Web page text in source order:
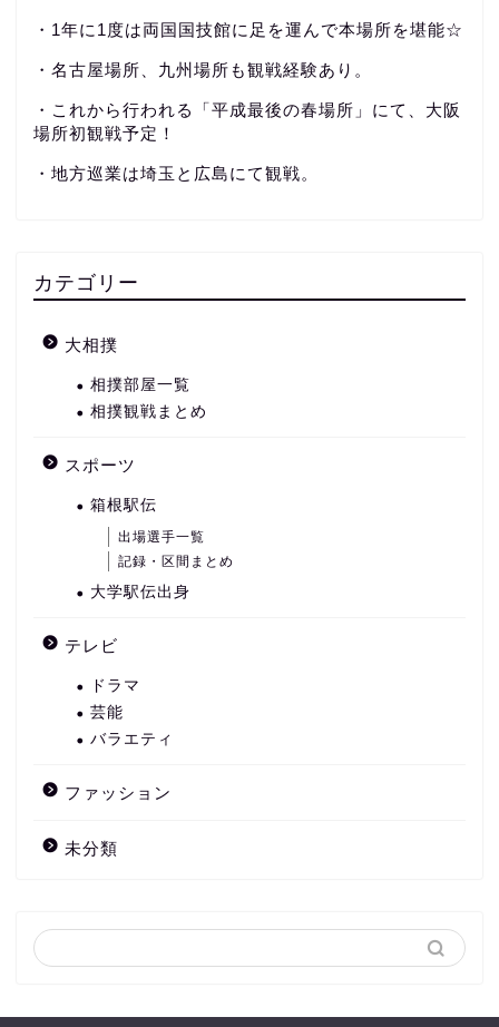
・1年に1度は両国国技館に足を運んで本場所を堪能☆
・名古屋場所、九州場所も観戦経験あり。
・これから行われる「平成最後の春場所」にて、大阪
場所初観戦予定！
・地方巡業は埼玉と広島にて観戦。
カテゴリー
大相撲
相撲部屋一覧
相撲観戦まとめ
スポーツ
箱根駅伝
出場選手一覧
記録・区間まとめ
大学駅伝出身
テレビ
ドラマ
芸能
バラエティ
ファッション
未分類